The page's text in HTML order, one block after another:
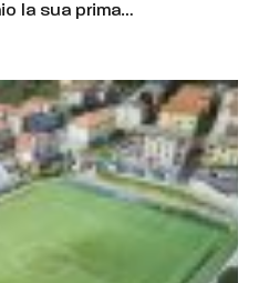
la sua prima…